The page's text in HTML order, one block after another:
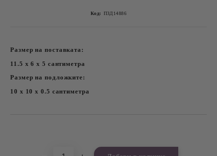
Код: ПЗД14886
Размер на поставката:
11.5 х 6 х 5 сантиметра
Размер на подложките:
10 х 10 х 0.5 сантиметра